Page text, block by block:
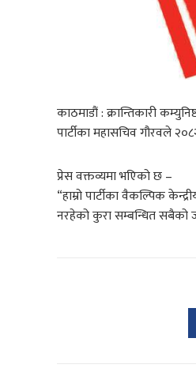
काठमाडौं : क्रान्तिकारी
पार्टीका महासचिव गौरवले
प्रेस वक्तव्यमा भएिको छ –
“हाम्रो पार्टीका वैकल्पिक
नरहेको कुरा सम्बन्धित सबैको